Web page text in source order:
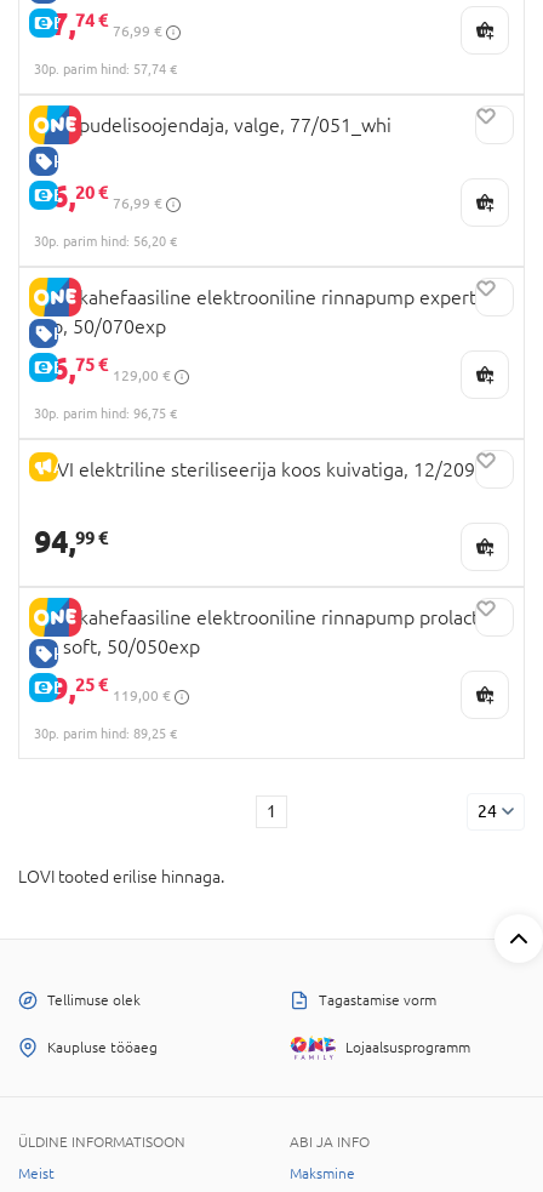
E-HIND
57,74 €
76,99 €
30p. parim hind: 57,74 €
HEA HIND
E-HIND
LOVI pudelisoojendaja, valge, 77/051_whi
56,20 €
76,99 €
30p. parim hind: 56,20 €
HEA HIND
E-HIND
LOVI kahefaasiline elektrooniline rinnapump expert 3D
Pro, 50/070exp
96,75 €
129,00 €
30p. parim hind: 96,75 €
ALLAHINDLUS
LOVI elektriline steriliseerija koos kuivatiga, 12/209
94,99 €
HEA HIND
E-HIND
LOVI kahefaasiline elektrooniline rinnapump prolactis
3D soft, 50/050exp
89,25 €
119,00 €
30p. parim hind: 89,25 €
1 24
LOVI tooted erilise hinnaga.
Tellimuse olek Tagastamise vorm
Kaupluse tööaeg Lojaalsusprogramm
ÜLDINE INFORMATISOON
Meist
ABI JA INFO
Maksmine